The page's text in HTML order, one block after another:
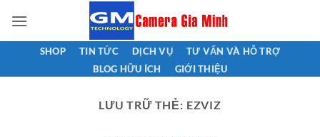
qua
nội
SHOP TIN TỨC DỊCH VỤ
TƯ VẤN VÀ HỖ TRỢ
BLOG HỮU ÍCH
GIỚI THIỆU
LƯU TRỮ THẺ: EZVIZ